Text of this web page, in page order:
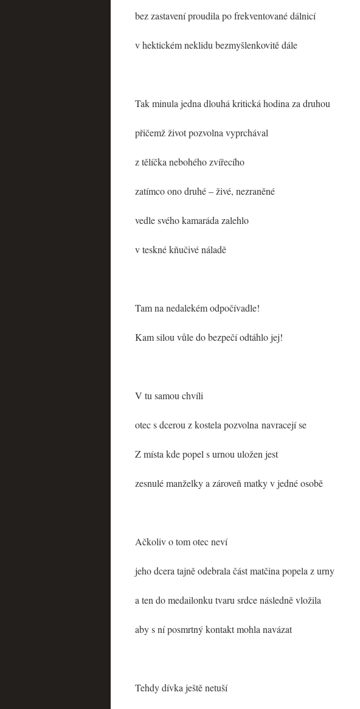
bez zastavení proudila po frekventované dálnicí
v hektickém neklidu bezmyšlenkovitě dále
Tak minula jedna dlouhá kritická hodina za druhou
přičemž život pozvolna vyprchával
z tělíčka nebohého zvířecího
zatímco ono druhé – živé, nezraněné
vedle svého kamaráda zalehlo
v teskné kňučivé náladě
Tam na nedalekém odpočívadle!
Kam silou vůle do bezpečí odtáhlo jej!
V tu samou chvíli
otec s dcerou z kostela pozvolna navracejí se
Z místa kde popel s urnou uložen jest
zesnulé manželky a zároveň matky v jedné osobě
Ačkoliv o tom otec neví
jeho dcera tajně odebrala část matčina popela z urny
a ten do medailonku tvaru srdce následně vložila
aby s ní posmrtný kontakt mohla navázat
Tehdy dívka ještě netuší